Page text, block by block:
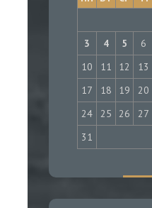
3
4 5 6
10
11 12 13
17
18 19 20
24
25 26 27
31